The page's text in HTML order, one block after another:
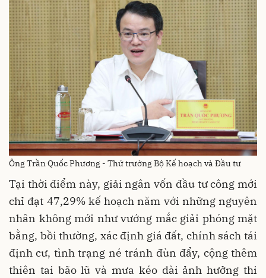
Ông Trần Quốc Phương - Thứ trưởng Bộ Kế hoạch và Đầu tư
Tại thời điểm này, giải ngân vốn đầu tư công mới
chỉ đạt 47,29% kế hoạch năm với những nguyên
nhân không mới như vướng mắc giải phóng mặt
bằng, bồi thường, xác định giá đất, chính sách tái
định cư, tình trạng né tránh đùn đẩy, cộng thêm
thiên tai bão lũ và mưa kéo dài ảnh hưởng thi